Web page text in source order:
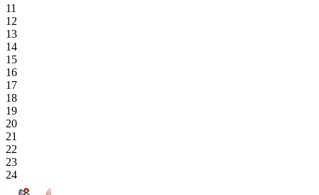
11
12
13
14
15
16
17
18
19
20
21
22
23
24